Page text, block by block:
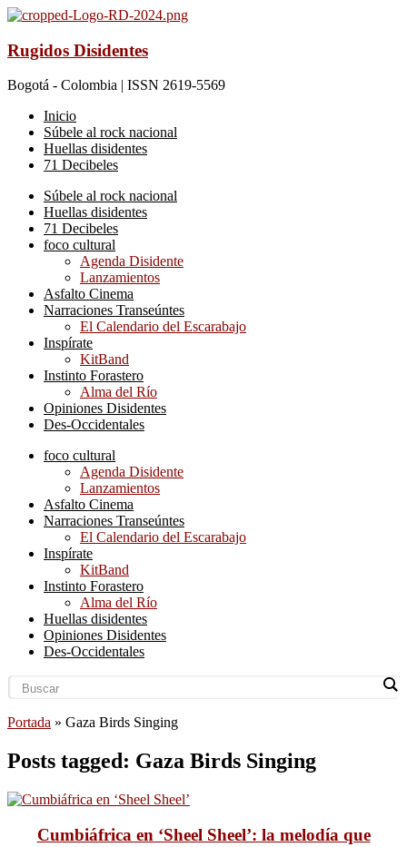
Rugidos Disidentes
Bogotá - Colombia | ISSN 2619-5569
Inicio
Súbele al rock nacional
Huellas disidentes
71 Decibeles
Súbele al rock nacional
Huellas disidentes
71 Decibeles
foco cultural
Agenda Disidente
Lanzamientos
Asfalto Cinema
Narraciones Transeúntes
El Calendario del Escarabajo
Inspírate
KitBand
Instinto Forastero
Alma del Río
Opiniones Disidentes
Des-Occidentales
foco cultural
Agenda Disidente
Lanzamientos
Asfalto Cinema
Narraciones Transeúntes
El Calendario del Escarabajo
Inspírate
KitBand
Instinto Forastero
Alma del Río
Huellas disidentes
Opiniones Disidentes
Des-Occidentales
Portada » Gaza Birds Singing
Posts tagged: Gaza Birds Singing
Cumbiáfrica en ‘Sheel Sheel’: la melodía que